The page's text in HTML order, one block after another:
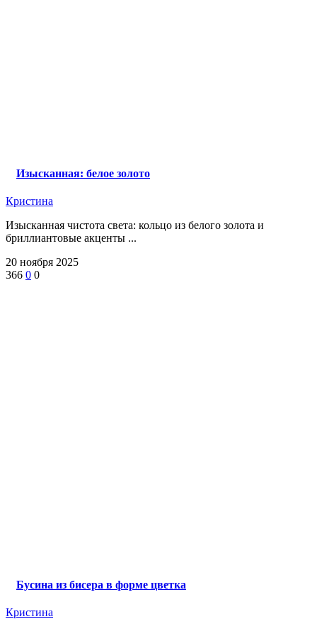
Изысканная: белое золото
Кристина
Изысканная чистота света: кольцо из белого золота и
бриллиантовые акценты ...
20 ноября 2025
366 0 0
Бусина из бисера в форме цветка
Кристина